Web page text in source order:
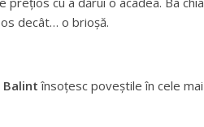
decât… o brioșă.
Balintînsoțesc poveștile în cele